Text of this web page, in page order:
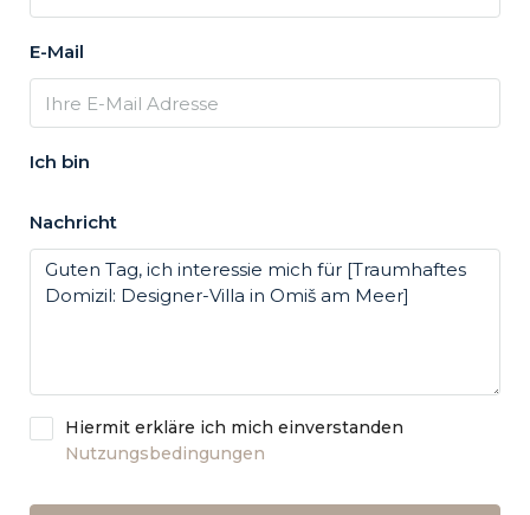
E-Mail
Ich bin
Nachricht
Hiermit erkläre ich mich einverstanden
Nutzungsbedingungen